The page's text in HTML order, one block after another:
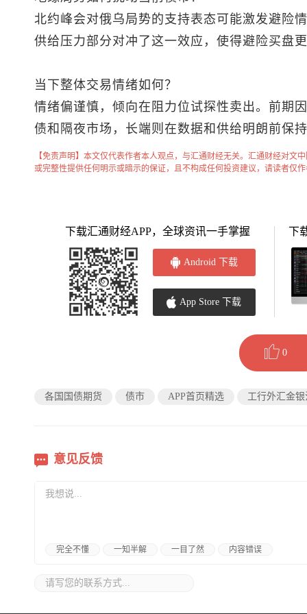
北约峰会对俄乌局势的支持表态可能激发避险
供给压力部分对冲了这一效应，使得避险买盘
当下整体交易情绪如何？
情绪偏谨慎，倾向在阻力位试探性卖出。前期
债和隔夜市场，长端则在数据和供给明朗前保
【免责声明】本文仅代表作者本人观点，与汇通财经无关。汇通财经对文
或完整性提供任何明示或暗示的保证，且不构成任何投资建议，请读者仅
下载汇通财经APP，全球资讯一手掌握
Android 下载
App Store 下载
下
0
各国国债期货 债市 APP首页精选 工行外汇金银
意见反馈
完全不懂 一知半解 一目了然 内容错误